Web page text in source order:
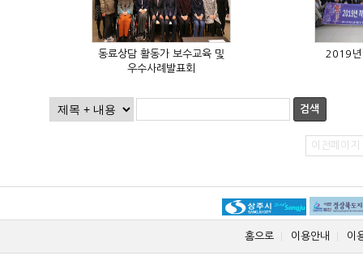
우수사례발표회
2019년
검색
이전페이지
홈으로 이용안내 이